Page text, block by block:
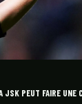
JSK PEUT FAIRE UNE